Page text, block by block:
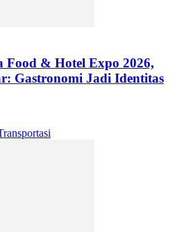
Food & Hotel Expo 2026,
Gastronomi Jadi Identitas